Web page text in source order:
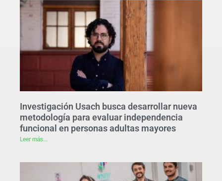
Investigación Usach busca desarrollar nueva
metodología para evaluar independencia
funcional en personas adultas mayores
Leer más...